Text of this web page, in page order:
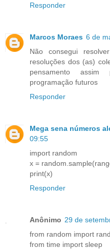
Responder
Marcos Moraes 6 de
Não consegui
resoluções dos (as)
pensamento
programação futuros
Responder
Mega sena números
09:55
import random
x =
print(x)
Responder
Anônimo 29 de
from random import
from time import sleep